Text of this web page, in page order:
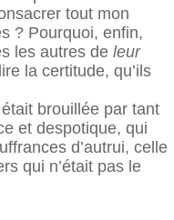
tout mon
? Pourquoi, enfin,
les autres de leur
la certitude, qu’ils
brouillée par tant
et despotique, qui
d’autrui, celle
qui n’était pas le